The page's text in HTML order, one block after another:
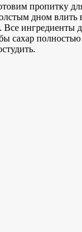
пропитку
дном влить
Все ингредиенты
сахар